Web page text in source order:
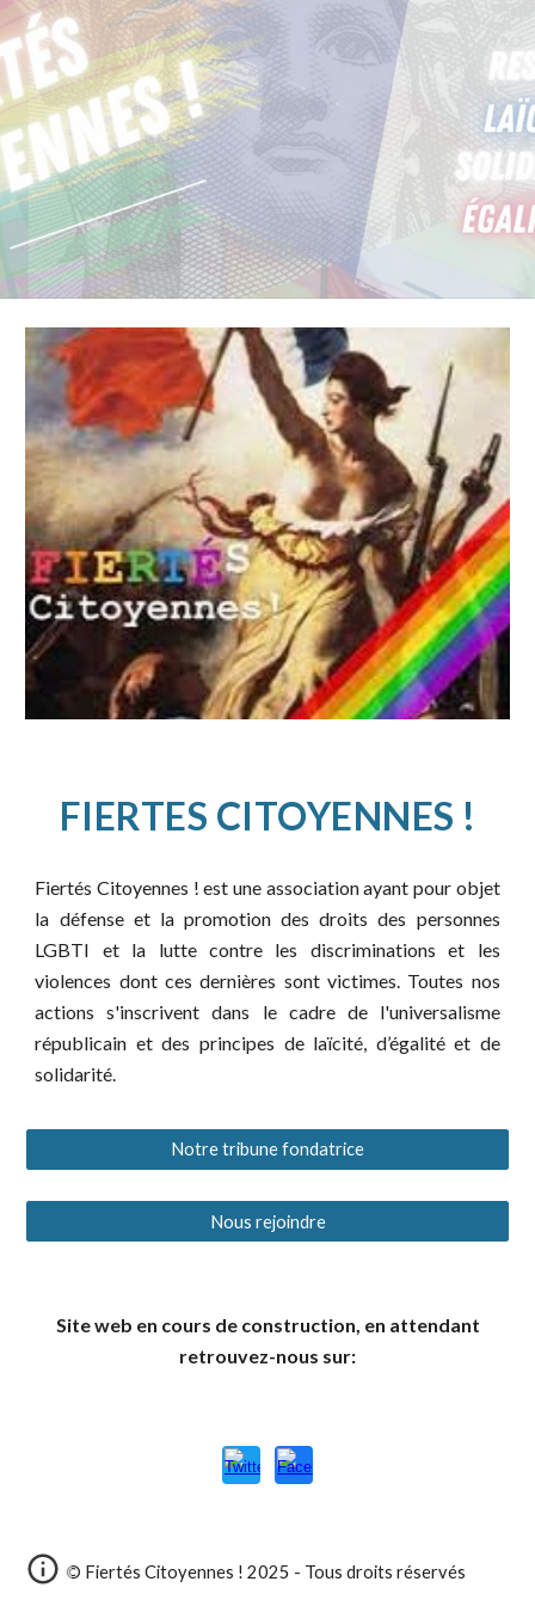
Skip to main content Skip to navigation
FIERTES CITOYENNES !
Fiertés Citoyennes ! est une association ayant pour objet
la défense et la promotion des droits des personnes
LGBTI et la lutte contre les discriminations et les
violences dont ces dernières sont victimes. Toutes nos
actions s'inscrivent dans le cadre de l'universalisme
républicain et des principes de laïcité, d’égalité et de
solidarité.
Notre tribune fondatrice
Nous rejoindre
Site web en cours de construction, en attendant
retrouvez-nous sur:
© Fiertés Citoyennes ! 2025 - Tous droits réservés